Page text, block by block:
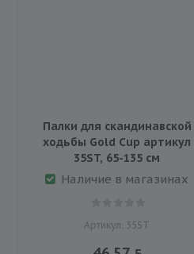
Палки для скандинавской
ходьбы Gold Cup артикул
35ST, 65-135 см
Наличие в магазинах
Артикул: 35ST